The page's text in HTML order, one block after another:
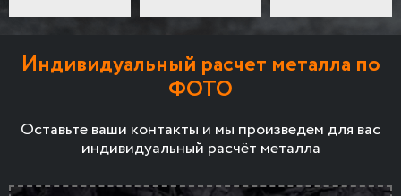
Индивидуальный расчет металла по
ФОТО
Оставьте ваши контакты и мы произведем для вас
индивидуальный расчёт металла